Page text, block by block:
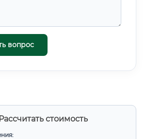
стоимость
вопрос